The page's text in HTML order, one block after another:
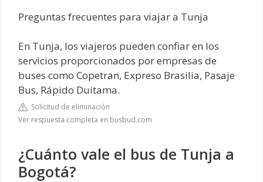
Preguntas frecuentes para viajar a Tunja
En Tunja, los viajeros pueden confiar en los
servicios proporcionados por empresas de
buses como Copetran, Expreso Brasilia, Pasaje
Bus, Rápido Duitama.
Solicitud de eliminación
Ver respuesta completa en busbud.com
¿Cuánto vale el bus de Tunja a
Bogotá?